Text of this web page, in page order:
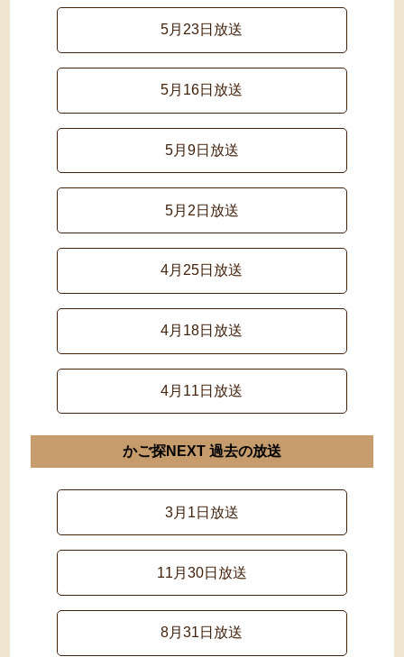
5月23日放送
5月16日放送
5月9日放送
5月2日放送
4月25日放送
4月18日放送
4月11日放送
かご探NEXT 過去の放送
3月1日放送
11月30日放送
8月31日放送